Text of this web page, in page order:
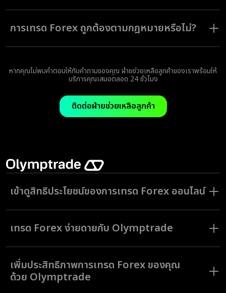
การฝากเงินขั้นต่ำเพื่อเปิดบัญชี Forex คือ $10 และคุณสามารถเริ่มต้นเปิดคำ
การเทรด Forex ถูกต้องตามกฎหมายหรือไม่?
ใช่ Forex เป็นหนึ่งในรูปแบบการเทรดที่ถูกต้องตามกฎหมายซึ่งคุณสามารถเข้า
ถูกกฎหมาย และอยู่ภายใต้การกำกับดูแล เช่น Olymptrade
หากคุณไม่พบคำตอบให้กับคำถามของคุณ ฝ่ายช่วยเหลือลูกค้าของเราพร้อมให้
บริการคุณเสมอตลอด 24 ชั่วโมง
ติดต่อฝ่ายช่วยเหลือลูกค้า
เข้าดูสิทธิประโยชน์ของการเทรด Forex ออนไลน์
Forex หรือตลาดเงินตราต่างประเทศเป็นตลาดสากลที่มีมูลค่าหลายพันล้าน
ดอลลาร์ที่บุคคลทั่วไป ธนาคาร โบรกเกอร์ และสถาบันอื่น ๆ เข้ามาเทรดสกุล
เงิน ด้วยการเติบโตอย่างต่อเนื่องและกิจกรรมที่มีตลอด 24 ชั่วโมงทุกวัน การ
ผันผวนของราคาสกุลเงิน
เครื่องมืออันหลากหลายในแพลตฟอร์ม เช่น บัญชีทดลองสำหรับใช้ทดลอง
เทรดโดยไร้ความเสี่ยง บัญชีจริงสำหรับเทรดในเงื่อนไขที่แตกต่างกันไปตาม
ความเหมาะสมกับวิถีตลาด และคุณสมบัติที่มีประโยชน์อื่น ๆ อีกมากมาย
เทรด Forex ง่ายดายกับ Olymptrade
Olymptrade เป็นโบรกเกอร์ Forex ออนไลน์ที่ได้รับการกำกับดูแลมาพร้อม
แพลตฟอร์มเทรด Forex ที่ใช้งานง่าย
ลงทะเบียนและเปิดบัญชีเทรดฟอเร็กซ์อย่างรวดเร็วและง่ายดาย
เป็นเลิศในทักษะการเทรดของคุณด้วยบัญชีทดลองฟรี
ฝากเงินขั้นต่ำ $10 และเริ่มต้นเทรดด้วยเงินจำนวน $1
เพิ่มประสิทธิภาพการเทรด Forex ของคุณ
ด้วย Olymptrade